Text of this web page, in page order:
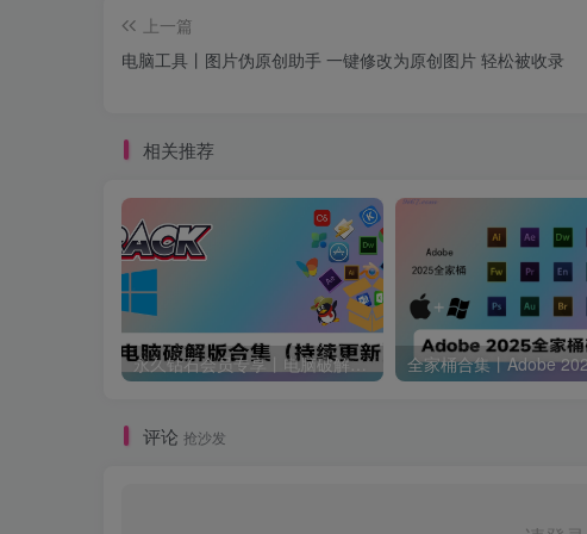
上一篇
电脑工具丨图片伪原创助手 一键修改为原创图片 轻松被收录
相关推荐
永久钻石会员专享丨电脑破解软件合集(更新至2025.4.11）
评论 抢沙发